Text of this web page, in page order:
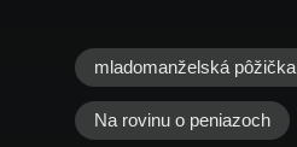
mladomanželská pôžička
Na rovinu o peniazoch